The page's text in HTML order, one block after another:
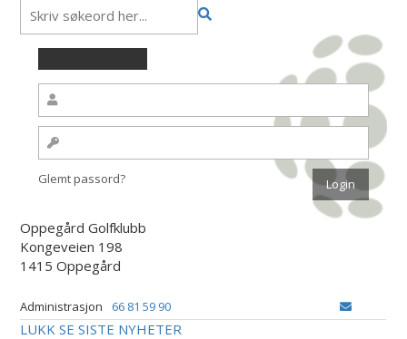
Glemt passord?
Oppegård Golfklubb
Kongeveien 198
1415 Oppegård
Administrasjon 66 81 59 90
LUKK SE SISTE NYHETER